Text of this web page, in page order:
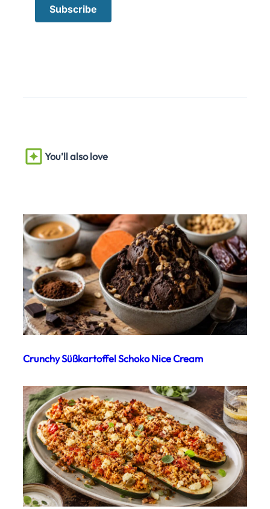
You’ll also love
Crunchy Süßkartoffel Schoko Nice Cream